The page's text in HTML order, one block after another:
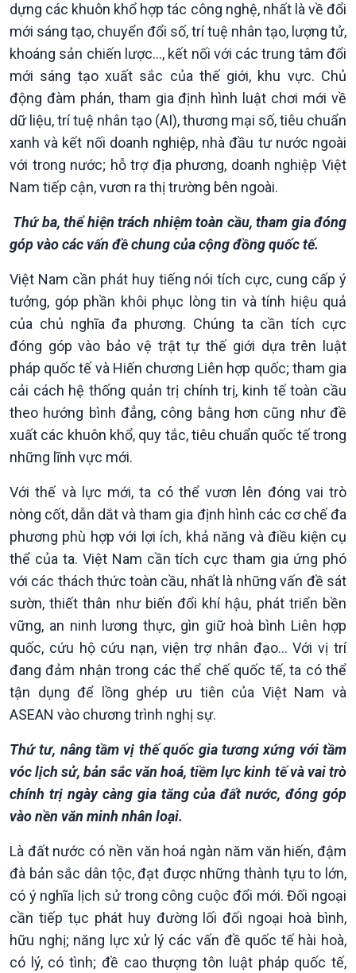
Văn hoá & Du lịch
Tin Văn hoá & Du lịch
Chát với người nổi tiếng
Câu chuyện Thể thao
Multimedia
Ảnh
Video
Infographic
dựng các khuôn khổ hợp tác công nghệ, nhất là về đổi
mới sáng tạo, chuyển đổi số, trí tuệ nhân tạo, lượng tử,
khoáng sản chiến lược..., kết nối với các trung tâm đổi
mới sáng tạo xuất sắc của thế giới, khu vực. Chủ
động đàm phán, tham gia định hình luật chơi mới về
dữ liệu, trí tuệ nhân tạo (AI), thương mại số, tiêu chuẩn
xanh và kết nối doanh nghiệp, nhà đầu tư nước ngoài
với trong nước; hỗ trợ địa phương, doanh nghiệp Việt
Nam tiếp cận, vươn ra thị trường bên ngoài.
Thứ ba, thể hiện trách nhiệm toàn cầu, tham gia đóng
góp vào các vấn đề chung của cộng đồng quốc tế.
Việt Nam cần phát huy tiếng nói tích cực, cung cấp ý
tưởng, góp phần khôi phục lòng tin và tính hiệu quả
của chủ nghĩa đa phương. Chúng ta cần tích cực
đóng góp vào bảo vệ trật tự thế giới dựa trên luật
pháp quốc tế và Hiến chương Liên hợp quốc; tham gia
cải cách hệ thống quản trị chính trị, kinh tế toàn cầu
theo hướng bình đẳng, công bằng hơn cũng như đề
xuất các khuôn khổ, quy tắc, tiêu chuẩn quốc tế trong
những lĩnh vực mới.
Với thế và lực mới, ta có thể vươn lên đóng vai trò
nòng cốt, dẫn dắt và tham gia định hình các cơ chế đa
phương phù hợp với lợi ích, khả năng và điều kiện cụ
thể của ta. Việt Nam cần tích cực tham gia ứng phó
với các thách thức toàn cầu, nhất là những vấn đề sát
sườn, thiết thân như biến đổi khí hậu, phát triển bền
vững, an ninh lương thực, gìn giữ hoà bình Liên hợp
quốc, cứu hộ cứu nạn, viện trợ nhân đạo... Với vị trí
đang đảm nhận trong các thể chế quốc tế, ta có thể
tận dụng để lồng ghép ưu tiên của Việt Nam và
ASEAN vào chương trình nghị sự.
Thứ tư, nâng tầm vị thế quốc gia tương xứng với tầm
vóc lịch sử, bản sắc văn hoá, tiềm lực kinh tế và vai trò
chính trị ngày càng gia tăng của đất nước, đóng góp
vào nền văn minh nhân loại.
Là đất nước có nền văn hoá ngàn năm văn hiến, đậm
đà bản sắc dân tộc, đạt được những thành tựu to lớn,
có ý nghĩa lịch sử trong công cuộc đổi mới. Đối ngoại
cần tiếp tục phát huy đường lối đối ngoại hoà bình,
hữu nghị; năng lực xử lý các vấn đề quốc tế hài hoà,
có lý, có tình; đề cao thượng tôn luật pháp quốc tế,